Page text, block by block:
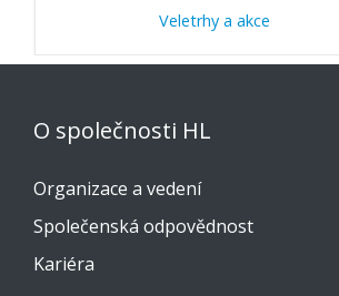
Veletrhy a akce
O společnosti HL
Organizace a vedení
Společenská odpovědnost
Kariéra